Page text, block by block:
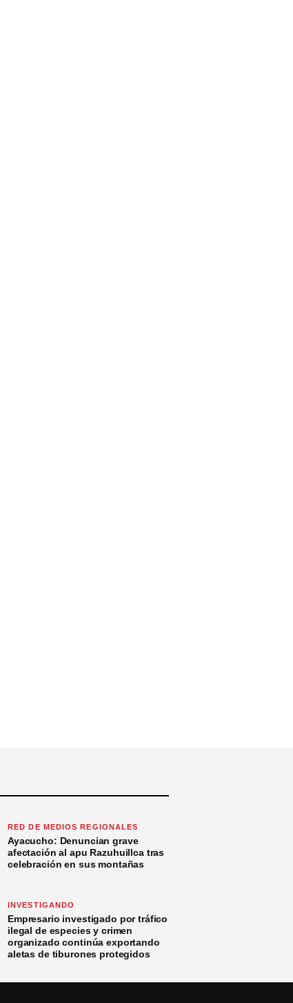
RED DE MEDIOS REGIONALES
Ayacucho: Denuncian grave
afectación al apu Razuhuillca tras
celebración en sus montañas
INVESTIGANDO
Empresario investigado por tráfico
ilegal de especies y crimen
organizado continúa exportando
aletas de tiburones protegidos